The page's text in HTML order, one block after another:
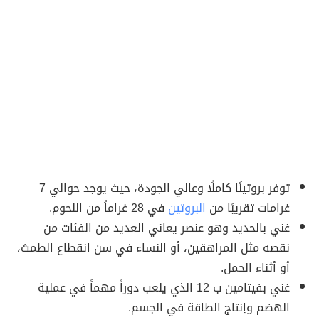
توفر بروتينًا كاملًا وعالي الجودة، حيث يوجد حوالي 7
غرامات تقريبًا من البروتين في 28 غراماً من اللحوم.
غني بالحديد وهو عنصر يعاني العديد من الفئات من
نقصه مثل المراهقين، أو النساء في سن انقطاع الطمث،
أو أثناء الحمل.
غني بفيتامين ب 12 الذي يلعب دوراً مهماً في عملية
الهضم وإنتاج الطاقة في الجسم.